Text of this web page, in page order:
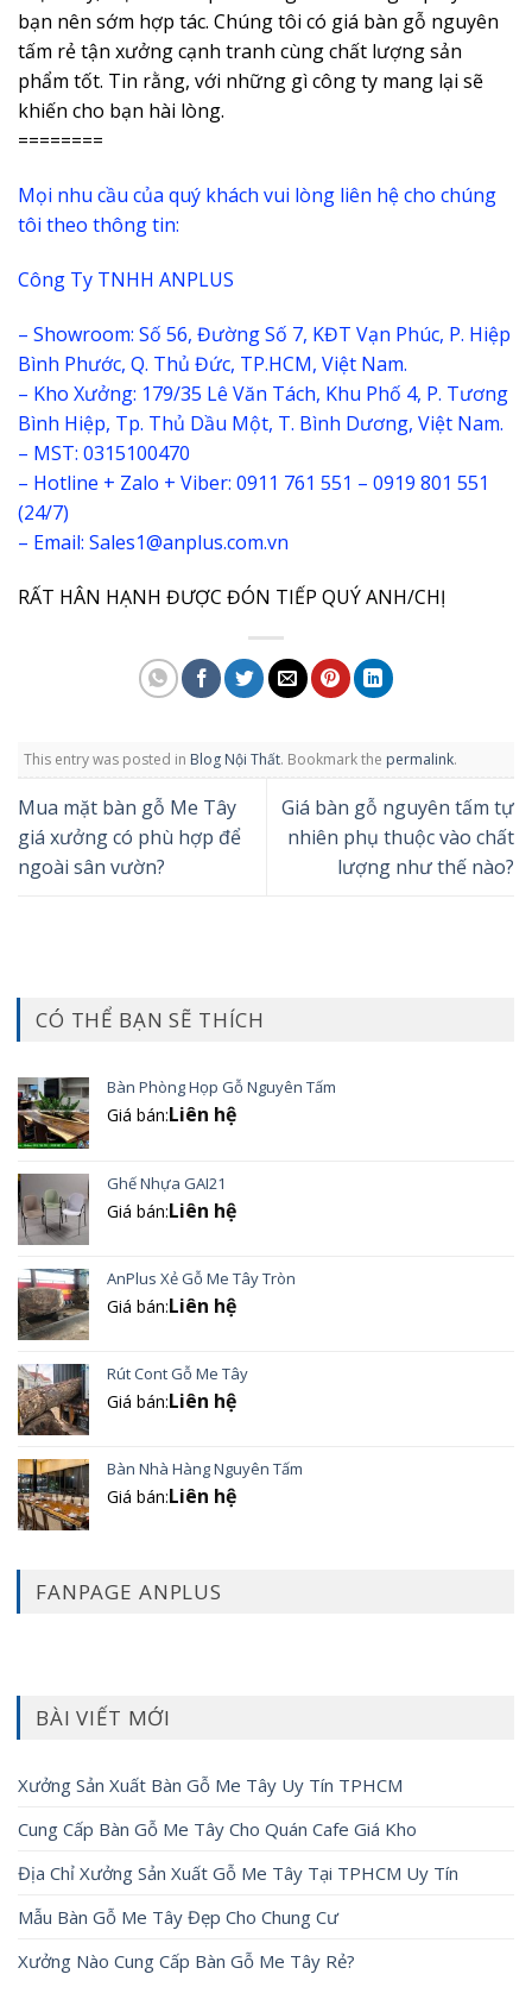
bạn nên sớm hợp tác. Chúng tôi có giá bàn gỗ nguyên
tấm rẻ tận xưởng cạnh tranh cùng chất lượng sản
phẩm tốt. Tin rằng, với những gì công ty mang lại sẽ
khiến cho bạn hài lòng.
========
Mọi nhu cầu của quý khách vui lòng liên hệ cho chúng
tôi theo thông tin:
Công Ty TNHH ANPLUS
– Showroom: Số 56, Đường Số 7, KĐT Vạn Phúc, P. Hiệp
Bình Phước, Q. Thủ Đức, TP.HCM, Việt Nam.
– Kho Xưởng: 179/35 Lê Văn Tách, Khu Phố 4, P. Tương
Bình Hiệp, Tp. Thủ Dầu Một, T. Bình Dương, Việt Nam.
– MST: 0315100470
– Hotline + Zalo + Viber: 0911 761 551 – 0919 801 551
(24/7)
– Email: Sales1@anplus.com.vn
RẤT HÂN HẠNH ĐƯỢC ĐÓN TIẾP QUÝ ANH/CHỊ
This entry was posted in Blog Nội Thất. Bookmark the permalink.
Mua mặt bàn gỗ Me Tây
giá xưởng có phù hợp để
ngoài sân vườn?
Giá bàn gỗ nguyên tấm tự
nhiên phụ thuộc vào chất
lượng như thế nào?
CÓ THỂ BẠN SẼ THÍCH
Bàn Phòng Họp Gỗ Nguyên Tấm
Giá bán:Liên hệ
Ghế Nhựa GAI21
Giá bán:Liên hệ
AnPlus Xẻ Gỗ Me Tây Tròn
Giá bán:Liên hệ
Rút Cont Gỗ Me Tây
Giá bán:Liên hệ
Bàn Nhà Hàng Nguyên Tấm
Giá bán:Liên hệ
FANPAGE ANPLUS
BÀI VIẾT MỚI
Xưởng Sản Xuất Bàn Gỗ Me Tây Uy Tín TPHCM
Cung Cấp Bàn Gỗ Me Tây Cho Quán Cafe Giá Kho
Địa Chỉ Xưởng Sản Xuất Gỗ Me Tây Tại TPHCM Uy Tín
Mẫu Bàn Gỗ Me Tây Đẹp Cho Chung Cư
Xưởng Nào Cung Cấp Bàn Gỗ Me Tây Rẻ?